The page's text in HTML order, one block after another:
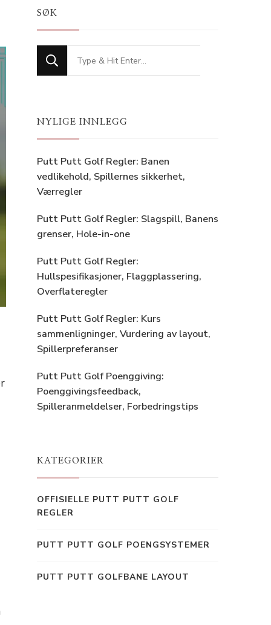
SØK
Looking
for
NYLIGE INNLEGG
Putt Putt Golf Regler: Banen
vedlikehold, Spillernes sikkerhet,
Værregler
Putt Putt Golf Regler: Slagspill, Banens
grenser, Hole-in-one
Putt Putt Golf Regler:
Hullspesifikasjoner, Flaggplassering,
Overflateregler
Putt Putt Golf Regler: Kurs
sammenligninger, Vurdering av layout,
Spillerpreferanser
Putt Putt Golf Poenggiving:
Poenggivingsfeedback,
Spilleranmeldelser, Forbedringstips
KATEGORIER
OFFISIELLE PUTT PUTT GOLF
REGLER
PUTT PUTT GOLF POENGSYSTEMER
PUTT PUTT GOLFBANE LAYOUT